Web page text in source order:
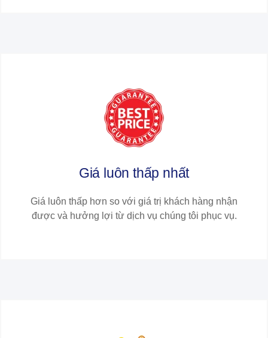
Giá luôn thấp nhất​​
Giá luôn thấp hơn so với giá trị khách hàng nhận
được và hưởng lợi từ dịch vụ chúng tôi phục vụ.